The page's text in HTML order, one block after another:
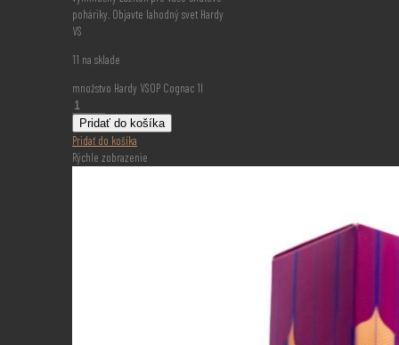
poháriky. Objavte lahodný svet Hardy
VS
11 na sklade
množstvo Hardy VSOP Cognac 1l
Pridať do košíka
Pridať do košíka
Rýchle zobrazenie